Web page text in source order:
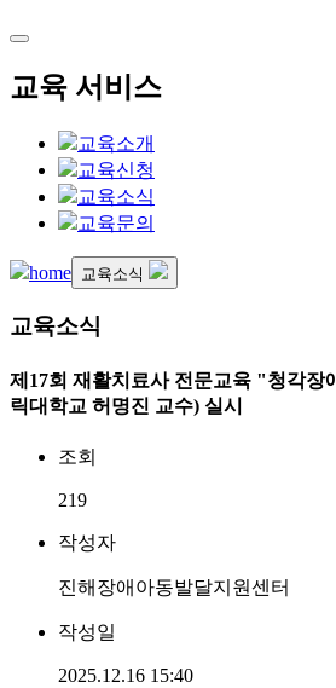
교육 서비스
교육소개
교육신청
교육소식
교육문의
home 교육소식
교육소식
제17회 재활치료사 전문교육 "청각장
릭대학교 허명진 교수) 실시
조회
219
작성자
진해장애아동발달지원센터
작성일
2025.12.16 15:40